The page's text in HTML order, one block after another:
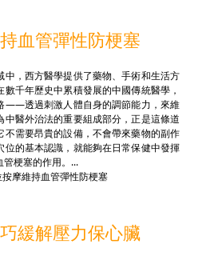
血管彈性防梗塞
中，西方醫學提供了藥物、手術和生活方
千年歷史中累積發展的中國傳統醫學，
——透過刺激人體自身的調節能力，來維
中醫外治法的重要組成部分，正是這條道
不需要昂貴的設備，不會帶來藥物的副作
位的基本認識，就能夠在日常保健中發揮
梗塞的作用。...
摩維持血管彈性防梗塞
緩解壓力保心臟